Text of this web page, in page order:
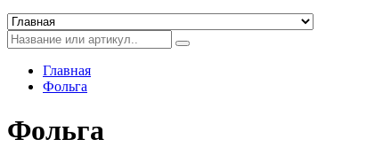
Главная
Фольга
Фольга